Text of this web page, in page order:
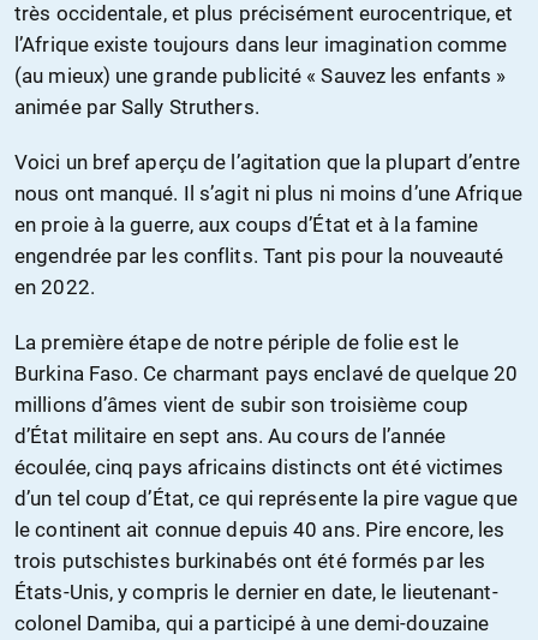
très occidentale, et plus précisément eurocentrique, et
l’Afrique existe toujours dans leur imagination comme
(au mieux) une grande publicité « Sauvez les enfants »
animée par Sally Struthers.
Voici un bref aperçu de l’agitation que la plupart d’entre
nous ont manqué. Il s’agit ni plus ni moins d’une Afrique
en proie à la guerre, aux coups d’État et à la famine
engendrée par les conflits. Tant pis pour la nouveauté
en 2022.
La première étape de notre périple de folie est le
Burkina Faso. Ce charmant pays enclavé de quelque 20
millions d’âmes vient de subir son troisième coup
d’État militaire en sept ans. Au cours de l’année
écoulée, cinq pays africains distincts ont été victimes
d’un tel coup d’État, ce qui représente la pire vague que
le continent ait connue depuis 40 ans. Pire encore, les
trois putschistes burkinabés ont été formés par les
États-Unis, y compris le dernier en date, le lieutenant-
colonel Damiba, qui a participé à une demi-douzaine